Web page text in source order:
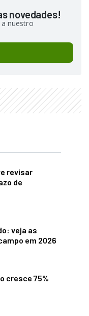
novedades!
nuestro
revisar
de
veja as
em 2026
cresce 75%